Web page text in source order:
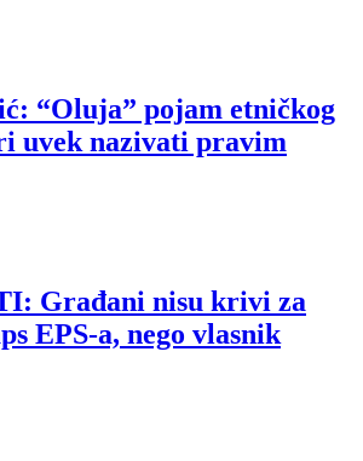
“Oluja” pojam etničkog
uvek nazivati pravim
Građani nisu krivi za
EPS-a, nego vlasnik